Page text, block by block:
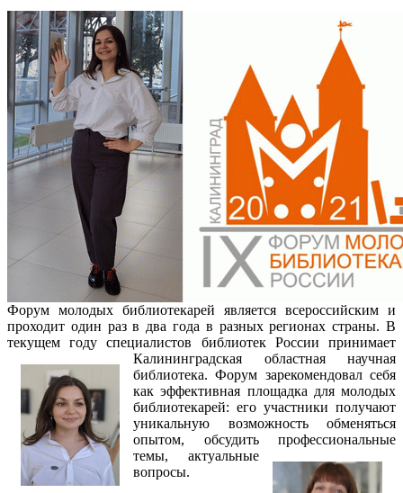
Форум молодых библиотекарей является всероссийским и
проходит один раз в два года в разных регионах страны. В
текущем году специалистов библиотек России принимает
Калининградская областная научная
библиотека. Форум зарекомендовал себя
как эффективная площадка для молодых
библиотекарей: его участники получают
уникальную возможность обменяться
опытом, обсудить профессиональные
темы, актуальные
вопросы.